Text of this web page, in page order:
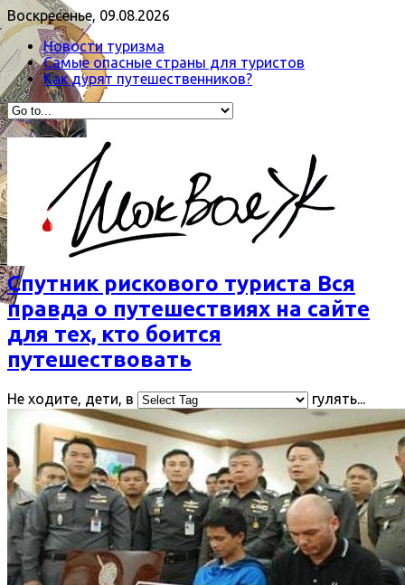
Воскресенье, 09.08.2026
Новости туризма
Самые опасные страны для туристов
Как дурят путешественников?
Спутник рискового туриста Вся
правда о путешествиях на сайте
для тех, кто боится
путешествовать
Не ходите, дети, в гулять...